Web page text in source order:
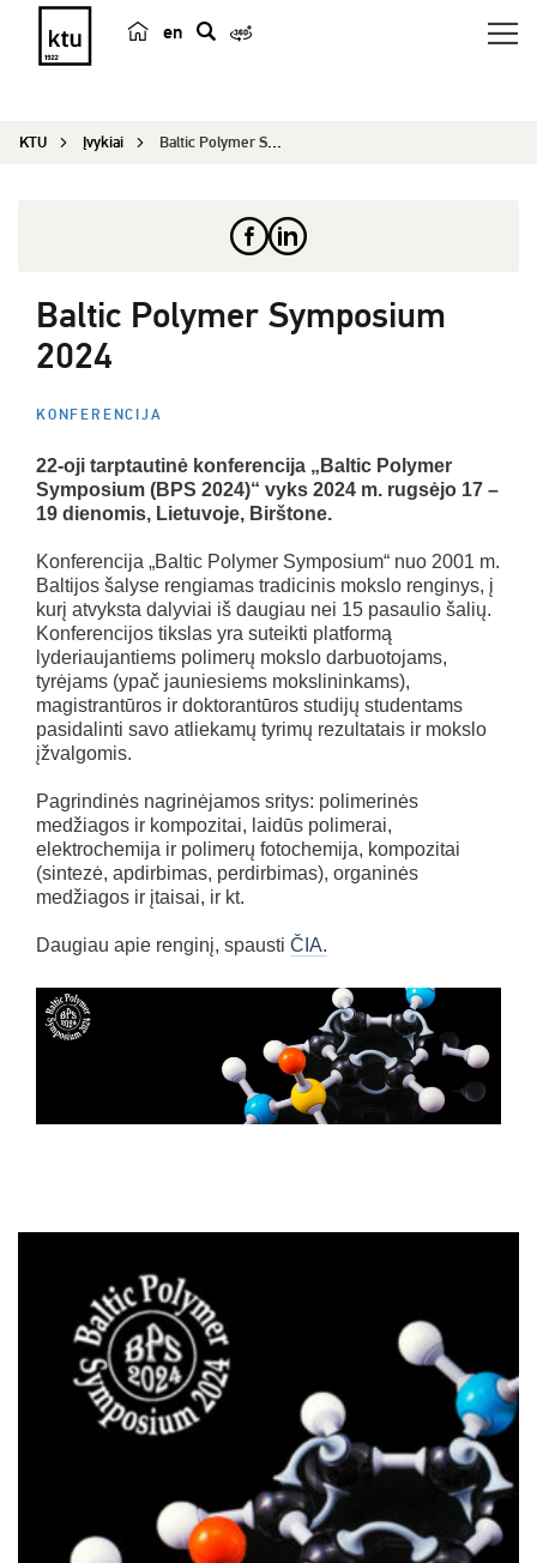
en
e
KTU Įvykiai Baltic Polymer Symposium 2024
Baltic Polymer Symposium
2024
KONFERENCIJA
22-oji tarptautinė konferencija „Baltic Polymer
Symposium (BPS 2024)“ vyks 2024 m. rugsėjo 17 –
19 dienomis, Lietuvoje, Birštone.
Konferencija „Baltic Polymer Symposium“ nuo 2001 m.
Baltijos šalyse rengiamas tradicinis mokslo renginys, į
kurį atvyksta dalyviai iš daugiau nei 15 pasaulio šalių.
Konferencijos tikslas yra suteikti platformą
lyderiaujantiems polimerų mokslo darbuotojams,
tyrėjams (ypač jauniesiems mokslininkams),
magistrantūros ir doktorantūros studijų studentams
pasidalinti savo atliekamų tyrimų rezultatais ir mokslo
įžvalgomis.
Pagrindinės nagrinėjamos sritys: polimerinės
medžiagos ir kompozitai, laidūs polimerai,
elektrochemija ir polimerų fotochemija, kompozitai
(sintezė, apdirbimas, perdirbimas), organinės
medžiagos ir įtaisai, ir kt.
Daugiau apie renginį, spausti ČIA.